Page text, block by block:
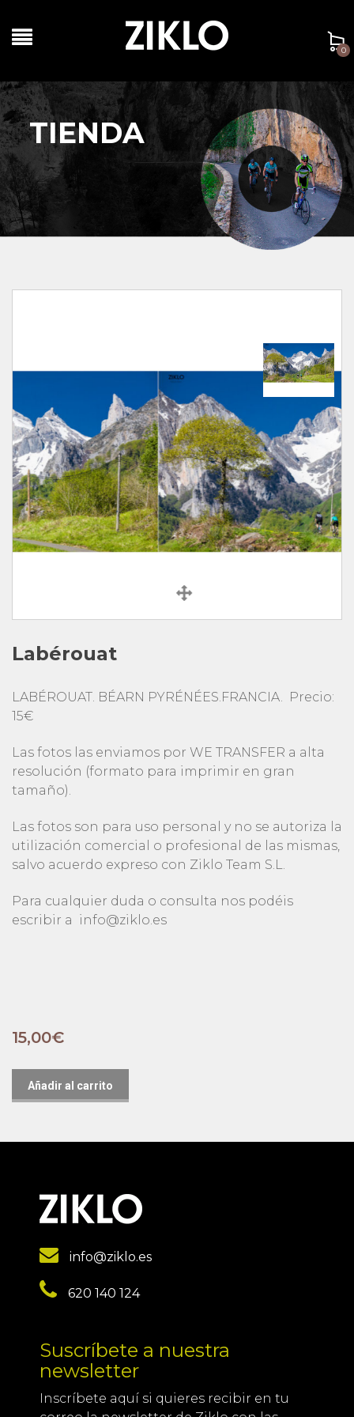
0
TIENDA
Labérouat
LABÉROUAT. BÉARN PYRÉNÉES.FRANCIA. Precio:
15€
Las fotos las enviamos por WE TRANSFER a alta
resolución (formato para imprimir en gran
tamaño).
Las fotos son para uso personal y no se autoriza la
utilización comercial o profesional de las mismas,
salvo acuerdo expreso con Ziklo Team S.L.
Para cualquier duda o consulta nos podéis
escribir a
info@ziklo.es
15,00€
Añadir al carrito
info@ziklo.es
620 140 124
Suscríbete a nuestra
newsletter
Inscríbete aquí si quieres recibir en tu